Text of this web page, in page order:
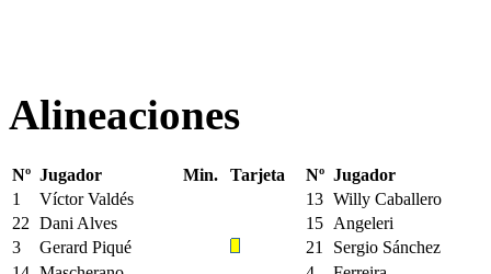
Alineaciones
Nº Jugador Min. Tarjeta Nº Jugador
1
Víctor Valdés 13 Willy Caballero
22 Dani Alves 15 Angeleri
3
Gerard Piqué 21
Sergio Sánchez